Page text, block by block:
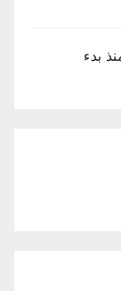
و300 جريح منذ بدء